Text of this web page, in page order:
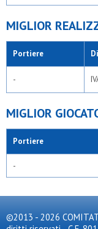
MIGLIOR
Portiere
-
MIGLIOR
Portiere
-
©2013 - 2026